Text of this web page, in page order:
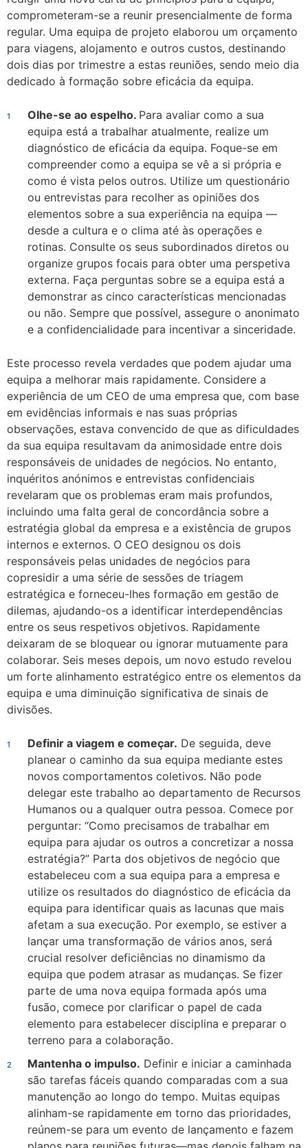
comprometeram-se a reunir presencialmente de forma
regular. Uma equipa de projeto elaborou um orçamento
para viagens, alojamento e outros custos, destinando
dois dias por trimestre a estas reuniões, sendo meio dia
dedicado à formação sobre eficácia da equipa.
Olhe-se ao espelho. Para avaliar como a sua
equipa está a trabalhar atualmente, realize um
diagnóstico de eficácia da equipa. Foque-se em
compreender como a equipa se vê a si própria e
como é vista pelos outros. Utilize um questionário
ou entrevistas para recolher as opiniões dos
elementos sobre a sua experiência na equipa —
desde a cultura e o clima até às operações e
rotinas. Consulte os seus subordinados diretos ou
organize grupos focais para obter uma perspetiva
externa. Faça perguntas sobre se a equipa está a
demonstrar as cinco características mencionadas
ou não. Sempre que possível, assegure o anonimato
e a confidencialidade para incentivar a sinceridade.
Este processo revela verdades que podem ajudar uma
equipa a melhorar mais rapidamente. Considere a
experiência de um CEO de uma empresa que, com base
em evidências informais e nas suas próprias
observações, estava convencido de que as dificuldades
da sua equipa resultavam da animosidade entre dois
responsáveis de unidades de negócios. No entanto,
inquéritos anónimos e entrevistas confidenciais
revelaram que os problemas eram mais profundos,
incluindo uma falta geral de concordância sobre a
estratégia global da empresa e a existência de grupos
internos e externos. O CEO designou os dois
responsáveis pelas unidades de negócios para
copresidir a uma série de sessões de triagem
estratégica e forneceu-lhes formação em gestão de
dilemas, ajudando-os a identificar interdependências
entre os seus respetivos objetivos. Rapidamente
deixaram de se bloquear ou ignorar mutuamente para
colaborar. Seis meses depois, um novo estudo revelou
um forte alinhamento estratégico entre os elementos da
equipa e uma diminuição significativa de sinais de
divisões.
Definir a viagem e começar. De seguida, deve
planear o caminho da sua equipa mediante estes
novos comportamentos coletivos. Não pode
delegar este trabalho ao departamento de Recursos
Humanos ou a qualquer outra pessoa. Comece por
perguntar: “Como precisamos de trabalhar em
equipa para ajudar os outros a concretizar a nossa
estratégia?” Parta dos objetivos de negócio que
estabeleceu com a sua equipa para a empresa e
utilize os resultados do diagnóstico de eficácia da
equipa para identificar quais as lacunas que mais
afetam a sua execução. Por exemplo, se estiver a
lançar uma transformação de vários anos, será
crucial resolver deficiências no dinamismo da
equipa que podem atrasar as mudanças. Se fizer
parte de uma nova equipa formada após uma
fusão, comece por clarificar o papel de cada
elemento para estabelecer disciplina e preparar o
terreno para a colaboração.
Mantenha o impulso. Definir e iniciar a caminhada
são tarefas fáceis quando comparadas com a sua
manutenção ao longo do tempo. Muitas equipas
alinham-se rapidamente em torno das prioridades,
reúnem-se para um evento de lançamento e fazem